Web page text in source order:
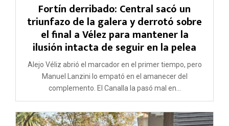
Fortín derribado: Central sacó un
triunfazo de la galera y derrotó sobre
el final a Vélez para mantener la
ilusión intacta de seguir en la pelea
Alejo Véliz abrió el marcador en el primer tiempo, pero
Manuel Lanzini lo empató en el amanecer del
complemento. El Canalla la pasó mal en...